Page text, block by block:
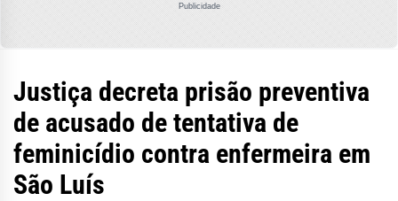
Publicidade
Justiça decreta prisão preventiva
de acusado de tentativa de
feminicídio contra enfermeira em
São Luís